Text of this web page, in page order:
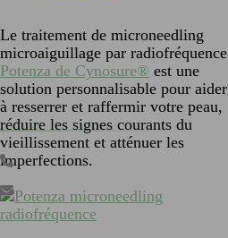
Le traitement de microneedling
microaiguillage par radiofréquence
Potenza de Cynosure® est une
solution personnalisable pour aider
à resserrer et raffermir votre peau,
réduire les signes courants du
vieillissement et atténuer les
imperfections.